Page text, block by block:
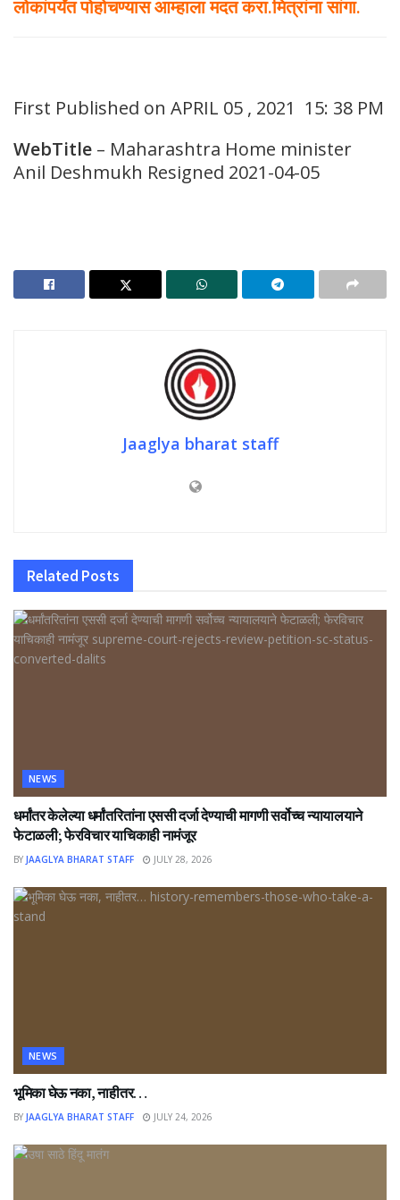
लोकांपर्यंत पोहोचण्यास आम्हाला मदत करा.मित्रांना सांगा.
First Published on APRIL 05 , 2021 15: 38 PM
WebTitle – Maharashtra Home minister
Anil Deshmukh Resigned 2021-04-05
Jaaglya bharat staff
Related Posts
NEWS
धर्मांतर केलेल्या धर्मांतरितांना एससी दर्जा देण्याची मागणी सर्वोच्च न्यायालयाने
फेटाळली; फेरविचार याचिकाही नामंजूर
BY JAAGLYA BHARAT STAFF JULY 28, 2026
NEWS
भूमिका घेऊ नका, नाहीतर…
BY JAAGLYA BHARAT STAFF JULY 24, 2026